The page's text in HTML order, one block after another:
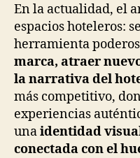
En la actualidad, el
espacios hoteleros:
herramienta
marca, atraer
la narrativa del
más competitivo,
experiencias
unaidentidad
conectada con el